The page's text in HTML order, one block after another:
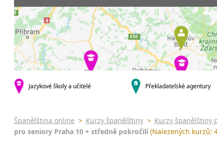
Praha 10
krajská města
Brno
Plzeň
Liberec
Olomouc
malá města podle abecedy
Most
Sedlčany
kurzy s
Online
Letní
20 a více hodin týdně
Večerní
Noční
Jazykové školy a učitelé Překladatelské agentury
Španělština online > Kurzy španělštiny > Kurzy španělštiny
pro seniory Praha 10 + středně pokročilí(Nalezených kurzů: